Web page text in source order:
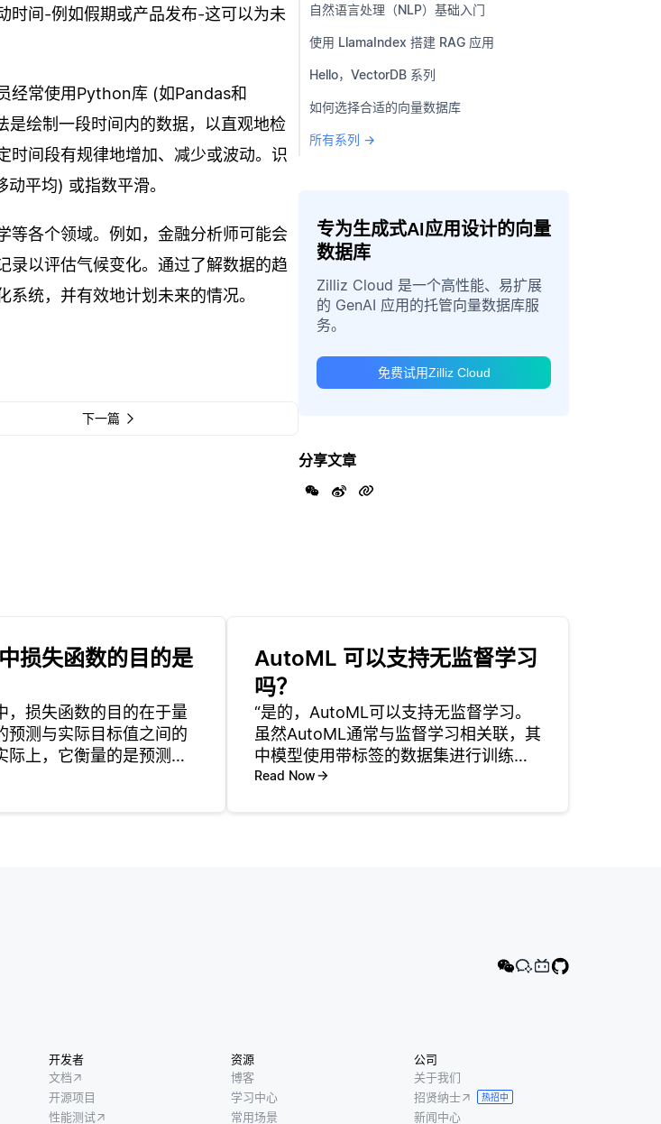
时间-例如假期或产品发布-这可以为未
经常使用Python库 (如Pandas和
绘制一段时间内的数据，以直观地检
时间段有规律地增加、减少或波动。识
平均) 或指数平滑。
等各个领域。例如，金融分析师可能会
录以评估气候变化。通过了解数据的趋
统，并有效地计划未来的情况。
下一篇
自然语言处理（NLP）基础入门
使用 LlamaIndex 搭建 RAG 应用
Hello，VectorDB 系列
如何选择合适的向量数据库
所有系列 →
专为生成式AI应用设计的向量
数据库
Zilliz Cloud 是一个高性能、易扩展
的 GenAI 应用的托管向量数据库服
务。
免费试用Zilliz Cloud
分享文章
损失函数的目的是
，损失函数的目的在于量
预测与实际目标值之间的
际上，它衡量的是预测输
之间的差异，提供一个数
AutoML 可以支持无监督学习
吗？
“是的，AutoML可以支持无监督学习。
虽然AutoML通常与监督学习相关联，其
中模型使用带标签的数据集进行训练，
但它同样可以处理不依赖于标签数据的
Read Now
开发者
文档
开源项目
性能测试
资源
博客
学习中心
常用场景
公司
关于我们
招贤纳士
热招中
新闻中心